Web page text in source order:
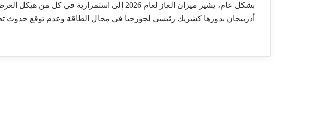
بشكل عام، يشير ميزان الغاز لعام 2026 إلى
أذربيجان بدورها كشريك رئيسي لجورجيا في مجال الطاقة وعدم توقع حدوث